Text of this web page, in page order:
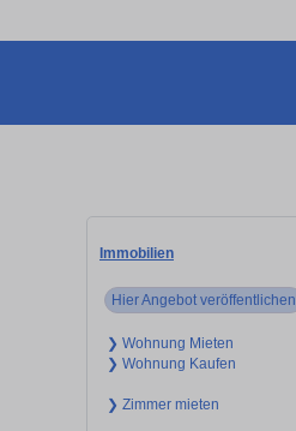
Immobilien
Hier Angebot veröffentlichen
❯ Wohnung Mieten
❯ Wohnung Kaufen
❯ Zimmer mieten